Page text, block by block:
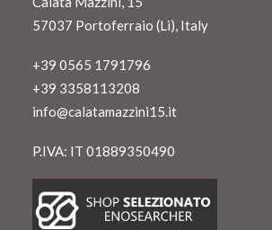
57037 Portoferraio (Li), Italy
+39 0565 1791796
+39 3358113208
info@calatamazzini15.it
P.IVA: IT 01889350490